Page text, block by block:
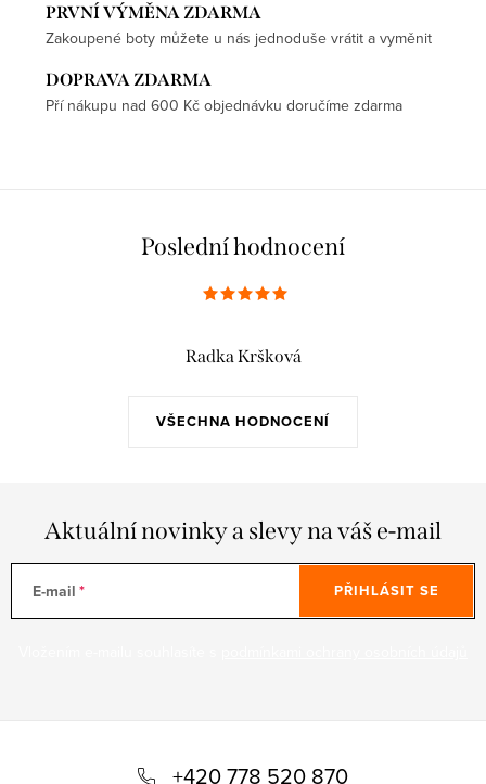
PRVNÍ VÝMĚNA ZDARMA
Zakoupené boty můžete u nás jednoduše vrátit a vyměnit
DOPRAVA ZDARMA
Pří nákupu nad 600 Kč objednávku doručíme zdarma
Poslední hodnocení
VŠECHNA HODNOCENÍ
Radka Kršková
Aktuální novinky a slevy na váš e-mail
E-mail PŘIHLÁSIT SE
+420 778 520 870